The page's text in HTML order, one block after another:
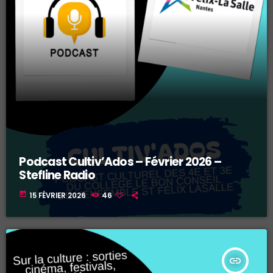
Podcast Cultiv’Ados – Février 2026 –
Stefline Radio
today 15 FÉVRIER 2026 46
insert_link